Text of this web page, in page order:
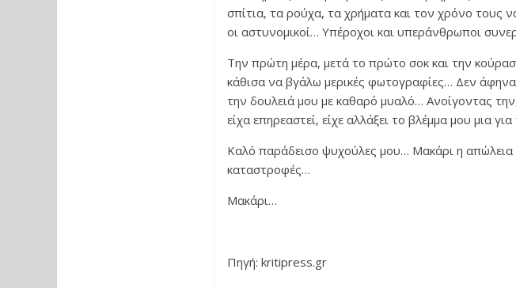
σπίτια, τα ρούχα, τα χρήματα και τον χρόνο τους
οι αστυνομικοί… Υπέροχοι και υπεράνθρωποι
Την πρώτη μέρα, μετά το πρώτο σοκ και την
κάθισα να βγάλω μερικές φωτογραφίες… Δεν
την δουλειά μου με καθαρό μυαλό… Ανοίγοντας
είχα επηρεαστεί, είχε αλλάξει το βλέμμα μου μια
Καλό παράδεισο ψυχούλες μου… Μακάρι η απώλεια
καταστροφές…
Μακάρι…
Πηγή: kritipress.gr